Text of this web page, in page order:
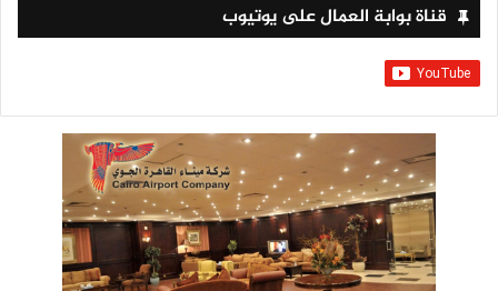
قناة بوابة العمال على يوتيوب